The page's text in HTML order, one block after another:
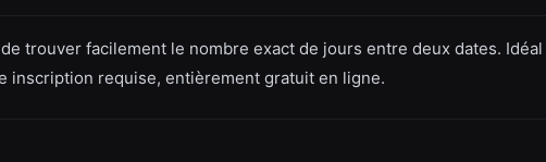
trouver facilement le nombre exact de jours entre deux dates.
inscription requise, entièrement gratuit en ligne.